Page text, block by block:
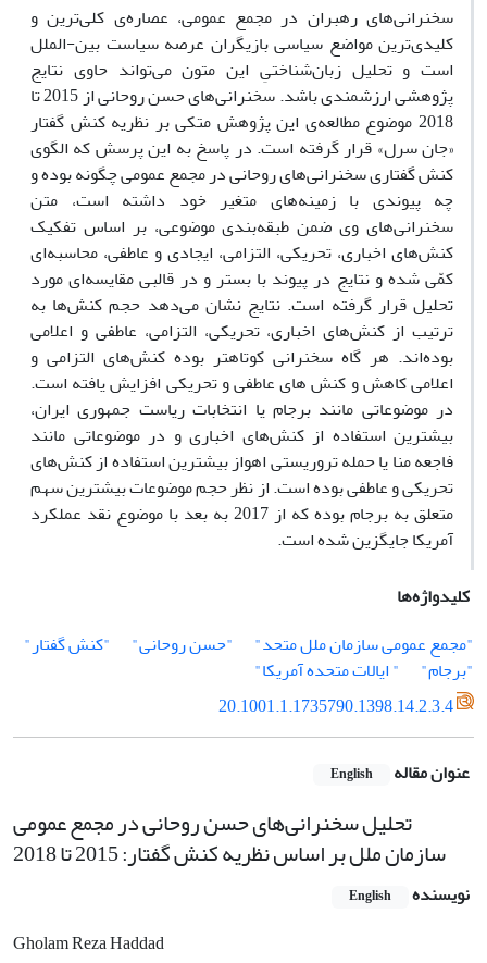
سخنرانی‌های رهبران در مجمع عمومی، عصاره‌ی کلی‌ترین و
کلیدی‌ترین مواضع سیاسی بازیگران عرصه سیاست بین-الملل
است و تحلیل زبان‌شناختیِ این متون می‌تواند حاوی نتایج
پژوهشی ارزشمندی باشد. سخنرانی‌های حسن روحانی از 2015 تا
2018 موضوع مطالعه‌ی این پژوهش متکی بر نظریه کنش گفتار
«جان سرل» قرار گرفته است. در پاسخ به این پرسش که الگوی
کنش گفتاری سخنرانی‌های روحانی در مجمع عمومی چگونه بوده و
چه پیوندی با زمینه‌های متغیر خود داشته است، متن
سخنرانی‌های وی ضمن طبقه‌بندی موضوعی، بر اساس تفکیک
کنش‌های اخباری، تحریکی، التزامی، ایجادی و عاطفی، محاسبه‌ا‌ی
کمّی شده و نتایج در پیوند با بستر و در قالبی مقایسه‌ای مورد
تحلیل قرار گرفته است. نتایج نشان می‌دهد حجم کنش‌ها به
ترتیب از کنش‌های اخباری، تحریکی، التزامی، عاطفی و اعلامی
بوده‌اند. هر گاه سخنرانی کوتاهتر بوده کنش‌های التزامی و
اعلامی کاهش و کنش های عاطفی و تحریکی افزایش یافته است.
در موضوعاتی مانند برجام یا انتخابات ریاست جمهوری ایران،
بیشترین استفاده از کنش‌های اخباری و در موضوعاتی مانند
فاجعه منا یا حمله تروریستی اهواز بیشترین استفاده از کنش‌های
تحریکی و عاطفی بوده است. از نظر حجم موضوعات بیشترین سهم
متعلق به برجام بوده که از 2017 به بعد با موضوع نقد عملکرد
آمریکا جایگزین شده است.
کلیدواژه‌ها
"مجمع عمومی سازمان ملل متحد"
"حسن روحانی"
"کنش گفتار"
"برجام"
" ایالات متحده آمریکا"
20.1001.1.1735790.1398.14.2.3.4
عنوان مقاله English
تحلیل سخنرانی‌های حسن روحانی در مجمع عمومی
سازمان ملل بر اساس نظریه کنش گفتار: 2015 تا 2018
نویسنده English
Gholam Reza Haddad